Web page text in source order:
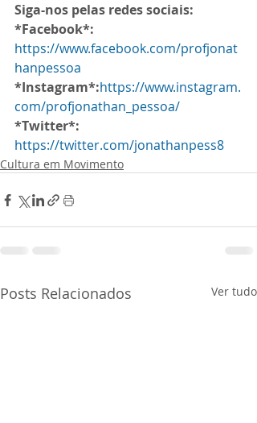
Siga-nos pelas redes sociais:
*Facebook*:
https://www.facebook.com/profjonat
hanpessoa
*Instagram*:https://www.instagram.
com/profjonathan_pessoa/
*Twitter*:
https://twitter.com/jonathanpess8
Cultura em Movimento
Posts Relacionados Ver tudo